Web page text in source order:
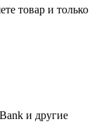
товар и только
и другие